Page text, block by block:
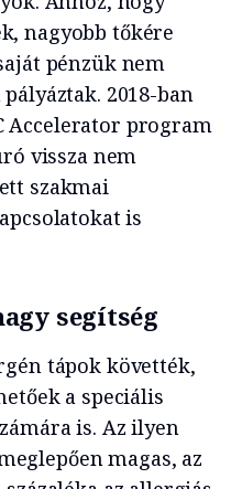
nagyobb tőkére
pénzük nem
2018-ban
Accelerator program
vissza nem
szakmai
is
segítség
tápok követték,
a speciális
is. Az ilyen
magas, az